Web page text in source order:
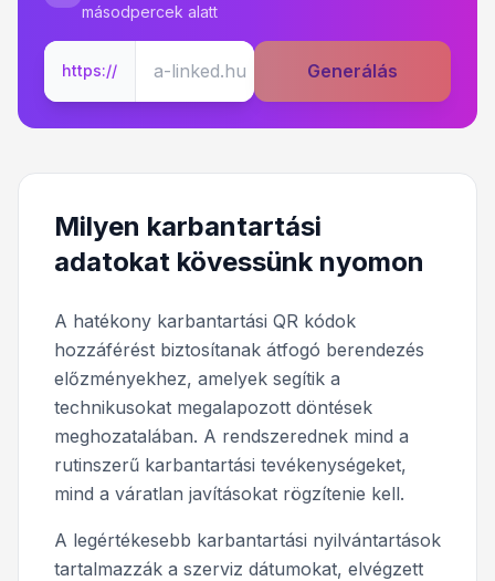
másodpercek alatt
https:// Generálás
Milyen karbantartási
adatokat kövessünk nyomon
A hatékony karbantartási QR kódok
hozzáférést biztosítanak átfogó berendezés
előzményekhez, amelyek segítik a
technikusokat megalapozott döntések
meghozatalában. A rendszerednek mind a
rutinszerű karbantartási tevékenységeket,
mind a váratlan javításokat rögzítenie kell.
A legértékesebb karbantartási nyilvántartások
tartalmazzák a szerviz dátumokat, elvégzett